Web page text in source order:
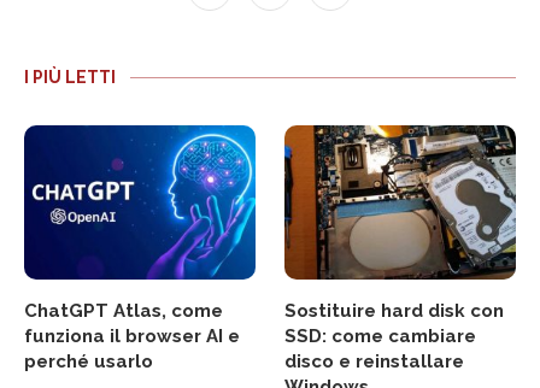
I PIÙ LETTI
ChatGPT Atlas, come
funziona il browser AI e
perché usarlo
Sostituire hard disk con
SSD: come cambiare
disco e reinstallare